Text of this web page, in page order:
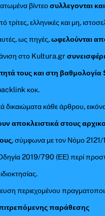
βίντεοσυλλεγονται
τρίτες, ελληνικές και μη,
ως πηγές,ωφελούνται
στο Kultura.gr
τους και στη βαθμολογία
κοκ.
δικαιώματα κάθε άρθρου,
αποκλειστικά στους
, σύμφωνα με τον Νόμο 2121/
2019/790 (ΕΕ) περί
περιεχομένου
παράθεσης